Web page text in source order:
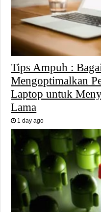
Tips Ampuh :
Mengoptimalkan
Laptop untuk
Lama
1 day ago